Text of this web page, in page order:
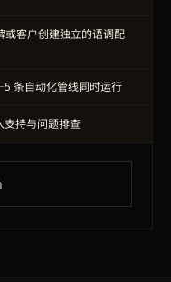
客户创建独立的语调配
条自动化管线同时运行
持与问题排查